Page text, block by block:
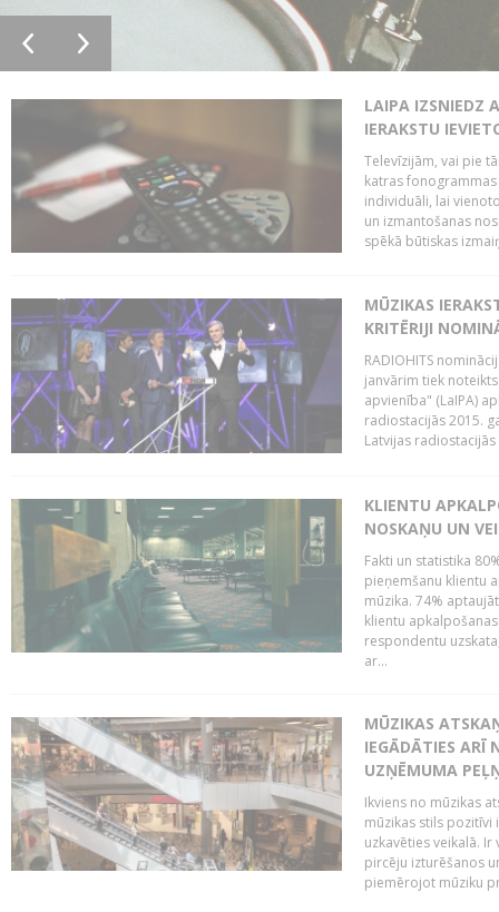
LAIPA IZSNIEDZ
IERAKSTU
Televīzijām, vai pie
katras
individuāli, lai
un izmantošanas
spēkā būtiskas
MŪZIKAS
KRITĒRIJI
RADIOHITS
janvārim tiek
apvienība" (LaIPA)
radiostacijās 2015.
Latvijas
KLIENTU
NOSKAŅU UN
Fakti un statistika
pieņemšanu klientu
mūzika. 74%
klientu
respondentu
ar...
MŪZIKAS
IEGĀDĀTIES ARĪ
UZŅĒMUMA
Ikviens no mūzikas
mūzikas stils pozitīvi
uzkavēties veikalā.
pircēju izturēšanos
piemērojot mūziku